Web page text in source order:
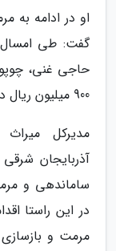
او در ادامه به
گفت: طی
حاجی غنی،
900 میلیون ریال در دستور کار قرارگرفته است.
مدیرکل
آذربایجان
ساماندهی و
در این راستا
مرمت و